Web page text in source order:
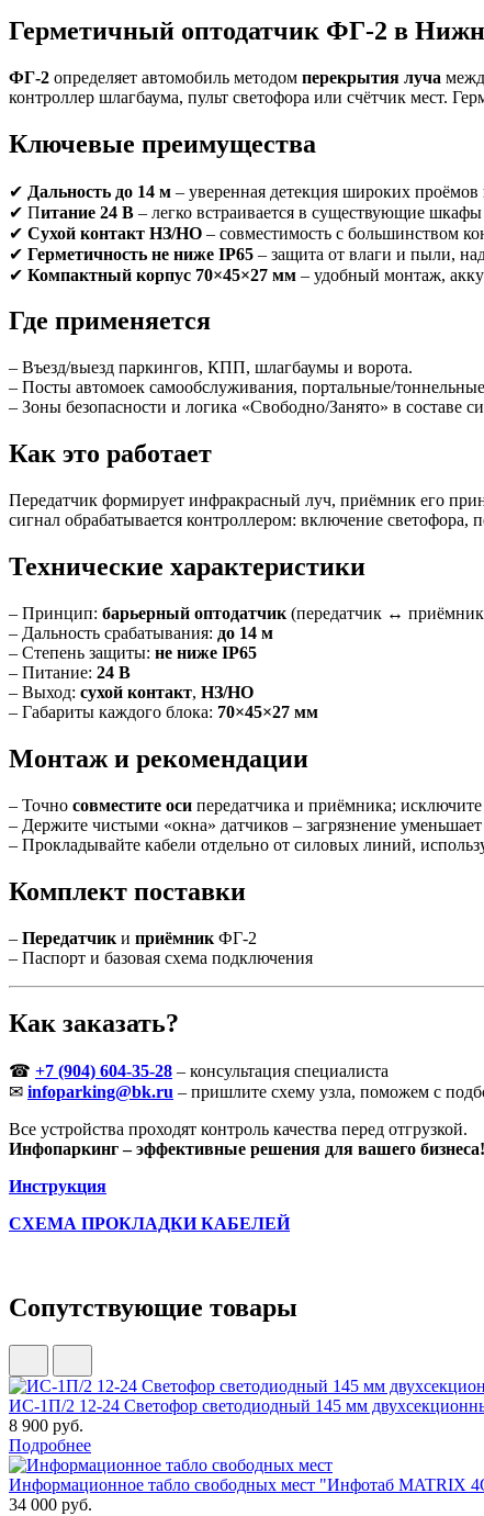
Герметичный оптодатчик ФГ-2 в
ФГ-2 определяет автомобиль методом перекрытия луча
контроллер шлагбаума, пульт светофора или счётчик мест.
Ключевые преимущества
✔ Дальность до 14 м – уверенная детекция широких
✔ Питание 24 В – легко встраивается в существующие
✔ Сухой контакт НЗ/НО – совместимость с большинством
✔ Герметичность не ниже IP65 – защита от влаги и пыли,
✔ Компактный корпус 70×45×27 мм – удобный монтаж,
Где применяется
– Въезд/выезд паркингов, КПП, шлагбаумы и ворота.
– Посты автомоек самообслуживания, портальные/
– Зоны безопасности и логика «Свободно/Занято» в составе
Как это работает
Передатчик формирует инфракрасный луч, приёмник его
сигнал обрабатывается контроллером: включение светофора,
Технические характеристики
– Принцип: барьерный оптодатчик (передатчик ↔
– Дальность срабатывания: до 14 м
– Степень защиты: не ниже IP65
– Питание: 24 В
– Выход: сухой контакт, НЗ/НО
– Габариты каждого блока: 70×45×27 мм
Монтаж и рекомендации
– Точно совместите оси передатчика и приёмника;
– Держите чистыми «окна» датчиков – загрязнение уменьшает
– Прокладывайте кабели отдельно от силовых линий,
Комплект поставки
– Передатчик и приёмник ФГ-2
– Паспорт и базовая схема подключения
Как заказать?
☎ +7 (904) 604-35-28 – консультация специалиста
✉ infoparking@bk.ru – пришлите схему узла, поможем с
Все устройства проходят контроль качества перед отгрузкой.
Инфопаркинг – эффективные решения для вашего бизнеса!
Инструкция
СХЕМА ПРОКЛАДКИ КАБЕЛЕЙ
Сопутствующие товары
ИС-1П/2 12-24 Светофор светодиодный 145 мм
8 900 руб.
Подробнее
Информационное табло свободных мест "Инфотаб MATRIX
34 000 руб.